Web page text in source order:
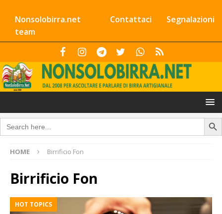
Nonsolobirra.net
team
Contattaci Segnalazioni
Search
for:
Search Button
HOME Birrificio Fon
Birrificio Fon
HOT TOPICS